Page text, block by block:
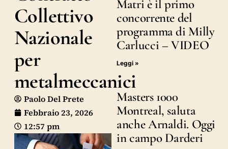
Collettivo
Nazionale
per
metalmeccanici
Paolo Del Prete
Febbraio 23, 2026
12:57 pm
Matri è il primo
concorrente del
programma di Milly
Carlucci – VIDEO
Leggi »
Masters 1000
Montreal, saluta
anche Arnaldi. Oggi
in campo Darderi